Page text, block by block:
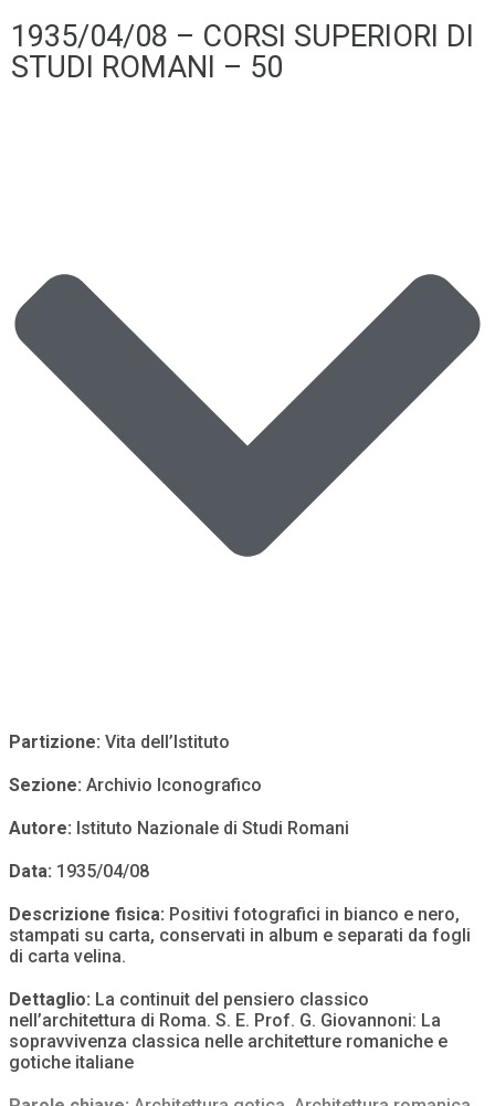
1935/04/08 – CORSI SUPERIORI DI
STUDI ROMANI – 50
Partizione: Vita dell’Istituto
Sezione: Archivio Iconografico
Autore: Istituto Nazionale di Studi Romani
Data: 1935/04/08
Descrizione fisica: Positivi fotografici in bianco e nero,
stampati su carta, conservati in album e separati da fogli
di carta velina.
Dettaglio: La continuit del pensiero classico
nell’architettura di Roma. S. E. Prof. G. Giovannoni: La
sopravvivenza classica nelle architetture romaniche e
gotiche italiane